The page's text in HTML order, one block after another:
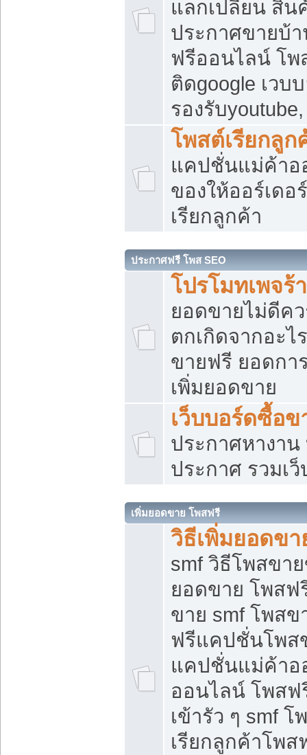
แลกเปลี่ยน สิน
ประกาศขายบ้
ฟรีออนไลน์ โพ
ติดgoogle เวบ
รองรับ
โพสต์เรียกลูก
แคปชั่นแม่ค้าอ
ของให้ออร์เดอ
เรียกลูกค้า
ประกาศฟรี โพส SEO
โปรโมทเพจร้
ยอดขายไม่ดีค
ตกเกิดจากอะไ
ขายฟรี ยอดกา
เพิ่มยอดขาย
เว็บบอร์ดซื้อข
ประกาศหางาน
ประกาศ รวมเ
เพิ่มยอดขาย โพสฟรี
วิธีเพิ่มยอดข
smf วิธีโพสขา
ยอดขาย โพสฟ
ขาย smf โพส
ฟรีแคปชั่นโพส
แคปชั่นแม่ค้า
ออนไลน์ โพสฟ
เข้ารัว ๆ smf
เรียกลูกค้าโพส